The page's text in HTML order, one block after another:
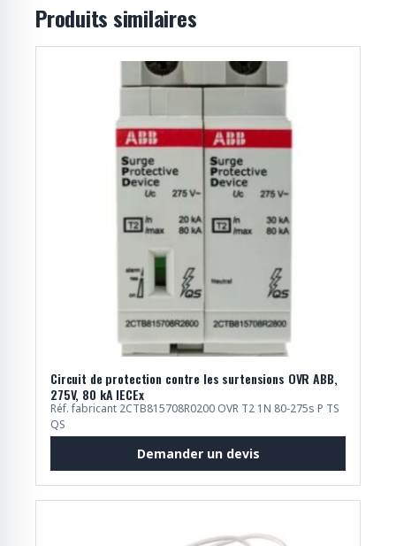
Produits similaires
Circuit de protection contre les surtensions OVR ABB,
275V, 80 kA IECEx
Réf. fabricant 2CTB815708R0200 OVR T2 1N 80-275s P TS
QS
Demander un devis